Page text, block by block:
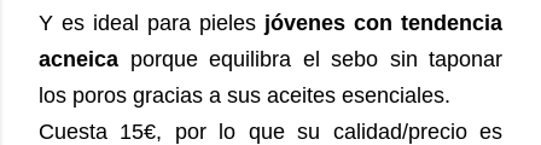
Y es ideal para pieles jóvenes con tendencia
acneica porque equilibra el sebo sin taponar
los poros gracias a sus aceites esenciales.
Cuesta 15€, por lo que su calidad/precio es